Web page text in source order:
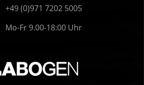
+49 (0)971 7202 5005
Mo-Fr 9.00-18:00 Uhr